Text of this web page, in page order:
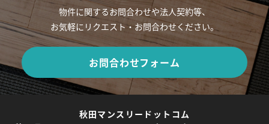
物件に関するお問合わせや法人契約等、
お気軽にリクエスト・お問合わせください。
お問合わせフォーム
秋田マンスリードットコム